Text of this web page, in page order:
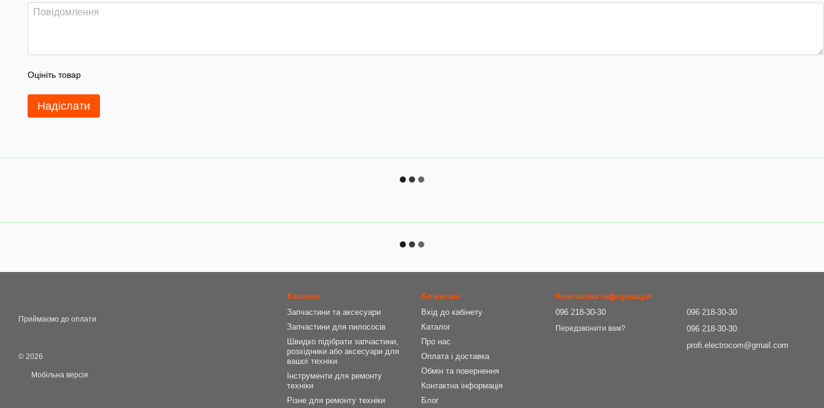
Оцініть товар
Надіслати
Приймаємо до оплати
© 2026
Мобільна версія
Каталог
Запчастини та аксесуари
Запчастини для пилососів
Швидко підібрати запчастини,
розхідники або аксесуари для
вашої техніки
Інструменти для ремонту
техніки
Різне для ремонту техніки
Клієнтам
Вхід до кабінету
Каталог
Про нас
Оплата і доставка
Обмін та повернення
Контактна інформація
Блог
Контактна інформація
096 218-30-30
Передзвонити вам?
096 218-30-30
096 218-30-30
profi.electrocom@gmail.com